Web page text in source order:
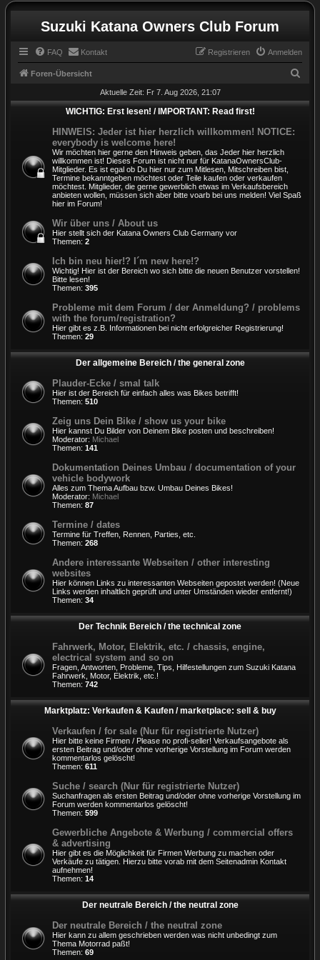
Suzuki Katana Owners Club Forum
FAQ Kontakt Anmelden
Registrieren
Foren-Übersicht
c
Aktuelle Zeit: Fr 7. Aug 2026, 21:07
WICHTIG: Erst lesen! / IMPORTANT: Read first!
HINWEIS: Jeder ist hier herzlich willkommen! NOTICE:
everybody is welcome here!
Wir möchten hier gerne den Hinweis geben, das Jeder hier herzlich
willkommen ist! Dieses Forum ist nicht nur für KatanaOwnersClub-
Mitglieder. Es ist egal ob Du hier nur zum Mitlesen, Mitschreiben bist,
Termine bekanntgeben möchtest oder Teile kaufen oder verkaufen
möchtest. Mitglieder, die gerne gewerblich etwas im Verkaufsbereich
anbieten wollen, müssen sich aber bitte voarb bei uns melden! Viel Spaß
hier im Forum!
Wir über uns / About us
Hier stellt sich der Katana Owners Club Germany vor
Themen: 2
Ich bin neu hier!? I´m new here!?
Wichtig! Hier ist der Bereich wo sich bitte die neuen Benutzer vorstellen!
Bitte lesen!
Themen: 395
Probleme mit dem Forum / der Anmeldung? / problems
with the forum/registration?
Hier gibt es z.B. Informationen bei nicht erfolgreicher Registrierung!
Themen: 29
Der allgemeine Bereich / the general zone
Plauder-Ecke / smal talk
Hier ist der Bereich für einfach alles was Bikes betrifft!
Themen: 510
Zeig uns Dein Bike / show us your bike
Hier kannst Du Bilder von Deinem Bike posten und beschreiben!
Moderator: Michael
Themen: 141
Dokumentation Deines Umbau / documentation of your
vehicle bodywork
Alles zum Thema Aufbau bzw. Umbau Deines Bikes!
Moderator: Michael
Themen: 87
Termine / dates
Termine für Treffen, Rennen, Parties, etc.
Themen: 268
Andere interessante Webseiten / other interesting
websites
Hier können Links zu interessanten Webseiten gepostet werden! (Neue
Links werden inhaltlich geprüft und unter Umständen wieder entfernt!)
Themen: 34
Der Technik Bereich / the technical zone
Fahrwerk, Motor, Elektrik, etc. / chassis, engine,
electrical system and so on
Fragen, Antworten, Probleme, Tips, Hilfestellungen zum Suzuki Katana
Fahrwerk, Motor, Elektrik, etc.!
Themen: 742
Marktplatz: Verkaufen & Kaufen / marketplace: sell & buy
Verkaufen / for sale (Nur für registrierte Nutzer)
Hier bitte keine Firmen / Please no profi-seller! Verkaufsangebote als
ersten Beitrag und/oder ohne vorherige Vorstellung im Forum werden
kommentarlos gelöscht!
Themen: 611
Suche / search (Nur für registrierte Nutzer)
Suchanfragen als ersten Beitrag und/oder ohne vorherige Vorstellung im
Forum werden kommentarlos gelöscht!
Themen: 599
Gewerbliche Angebote & Werbung / commercial offers
& advertising
Hier gibt es die Möglichkeit für Firmen Werbung zu machen oder
Verkäufe zu tätigen. Hierzu bitte vorab mit dem Seitenadmin Kontakt
aufnehmen!
Themen: 14
Der neutrale Bereich / the neutral zone
Der neutrale Bereich / the neutral zone
Hier kann zu allem geschrieben werden was nicht unbedingt zum
Thema Motorrad paßt!
Themen: 69